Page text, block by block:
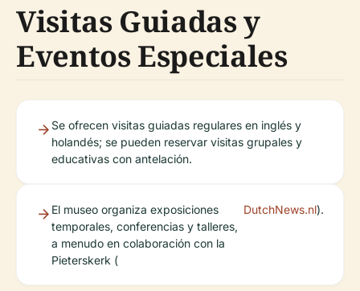
Visitas Guiadas y
Eventos Especiales
Se ofrecen visitas guiadas regulares en inglés y
holandés; se pueden reservar visitas grupales y
educativas con antelación.
El museo organiza exposiciones
temporales, conferencias y talleres,
a menudo en colaboración con la
Pieterskerk (
DutchNews.nl).